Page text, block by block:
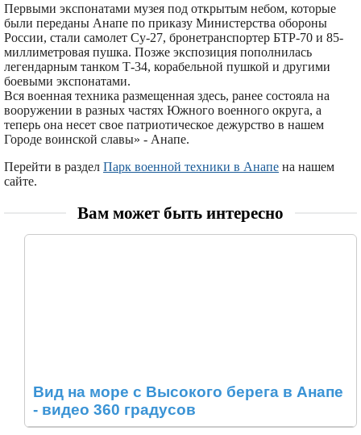
Первыми экспонатами музея под открытым небом, которые
были переданы Анапе по приказу Министерства обороны
России, стали самолет Су-27, бронетранспортер БТР-70 и 85-
миллиметровая пушка. Позже экспозиция пополнилась
легендарным танком Т-34, корабельной пушкой и другими
боевыми экспонатами.
Вся военная техника размещенная здесь, ранее состояла на
вооружении в разных частях Южного военного округа, а
теперь она несет свое патриотическое дежурство в нашем
Городе воинской славы» - Анапе.
Перейти в раздел Парк военной техники в Анапе на нашем
сайте.
Вам может быть интересно
Вид на море с Высокого берега в Анапе
- видео 360 градусов